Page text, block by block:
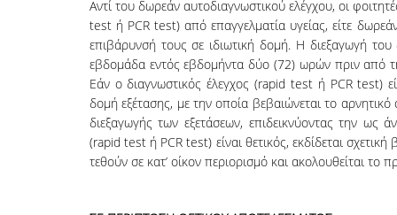
Αντί του δωρεάν αυτοδιαγνωστικού ελέγχου, οι
test ή PCR test) από επαγγελματία υγείας, είτε
επιβάρυνσή τους σε ιδιωτική δομή. Η διεξαγωγή
εβδομάδα εντός εβδομήντα δύο (72) ωρών πριν από
Εάν ο διαγνωστικός έλεγχος (rapid test ή PCR test)
δομή εξέτασης, με την οποία βεβαιώνεται το
διεξαγωγής των εξετάσεων, επιδεικνύοντας την
(rapid test ή PCR test) είναι θετικός, εκδίδεται
τεθούν σε κατ’ οίκον περιορισμό και ακολουθείται το